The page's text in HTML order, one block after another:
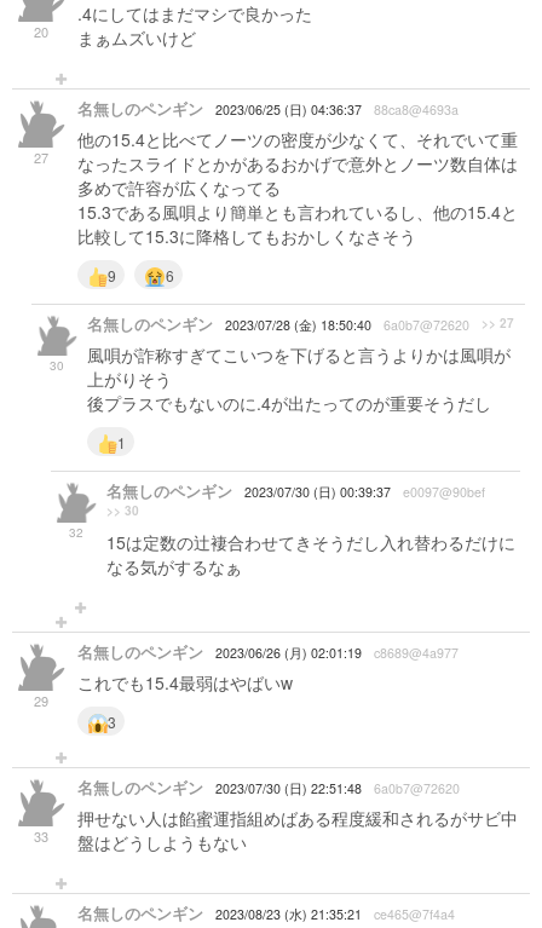
20
.4にしてはまだマシで良かった
まぁムズいけど
27
名無しのペンギン 2023/06/25 (日) 04:36:37 88ca8@4693a
他の15.4と比べてノーツの密度が少なくて、それでいて重
なったスライドとかがあるおかげで意外とノーツ数自体は
多めで許容が広くなってる
15.3である風唄より簡単とも言われているし、他の15.4と
比較して15.3に降格してもおかしくなさそう
9 6
30
名無しのペンギン 2023/07/28 (金) 18:50:40 6a0b7@72620 >> 27
風唄が詐称すぎてこいつを下げると言うよりかは風唄が
上がりそう
後プラスでもないのに.4が出たってのが重要そうだし
1
32
名無しのペンギン 2023/07/30 (日) 00:39:37 e0097@90bef
>> 30
15は定数の辻褄合わせてきそうだし入れ替わるだけに
なる気がするなぁ
29
名無しのペンギン 2023/06/26 (月) 02:01:19 c8689@4a977
これでも15.4最弱はやばいw
3
33
名無しのペンギン 2023/07/30 (日) 22:51:48 6a0b7@72620
押せない人は餡蜜運指組めばある程度緩和されるがサビ中
盤はどうしようもない
名無しのペンギン 2023/08/23 (水) 21:35:21 ce465@7f4a4